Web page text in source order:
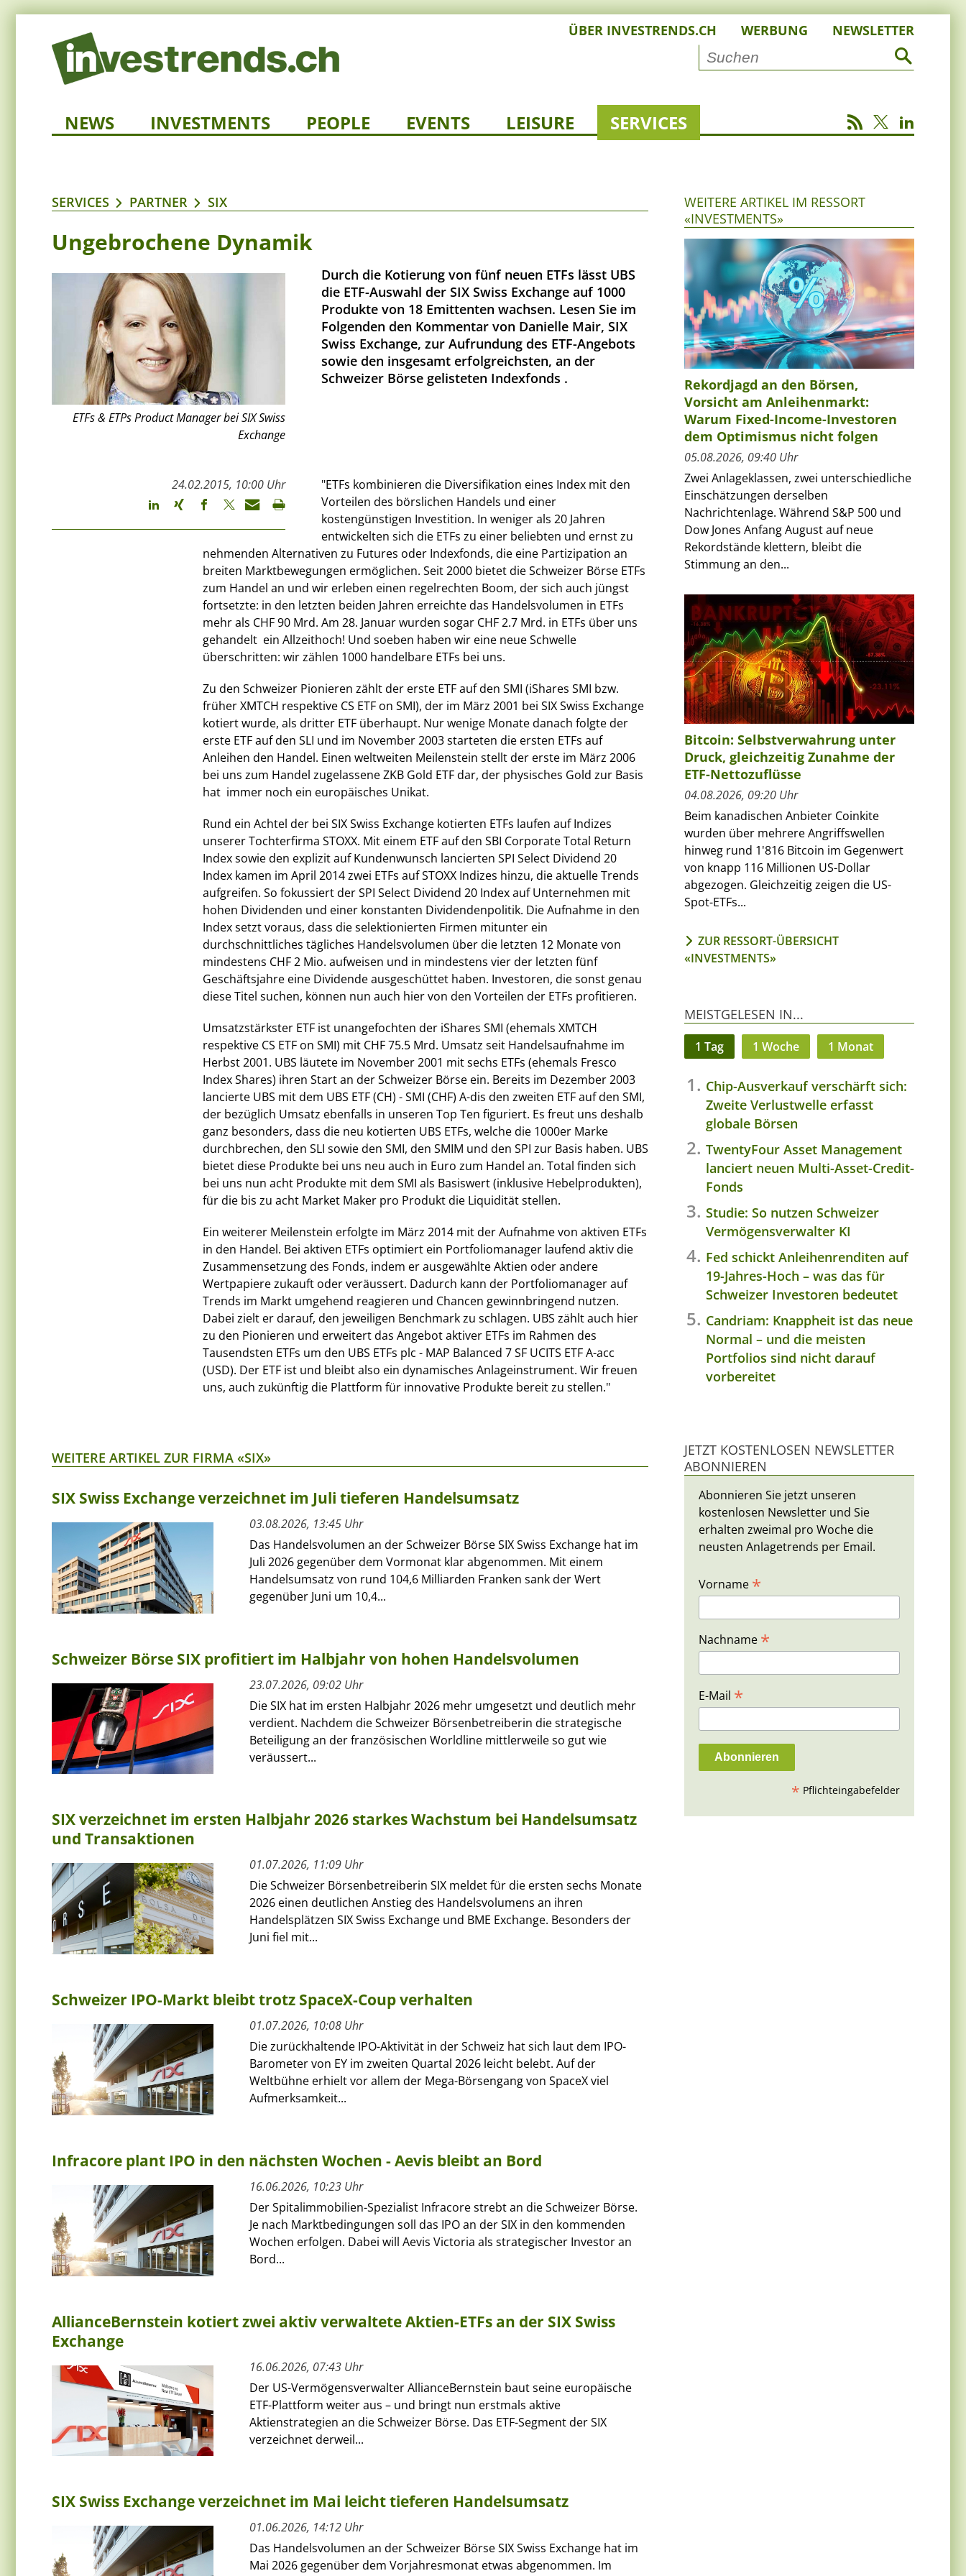
ÜBER INVESTRENDS.CH WERBUNG NEWSLETTER
NEWS INVESTMENTS PEOPLE EVENTS LEISURE SERVICES
SERVICES PARTNER SIX
Ungebrochene Dynamik
ETFs & ETPs Product Manager bei SIX Swiss
Exchange
Durch die Kotierung von fünf neuen ETFs lässt UBS
die ETF-Auswahl der SIX Swiss Exchange auf 1000
Produkte von 18 Emittenten wachsen. Lesen Sie im
Folgenden den Kommentar von Danielle Mair, SIX
Swiss Exchange, zur Aufrundung des ETF-Angebots
sowie den insgesamt erfolgreichsten, an der
Schweizer Börse gelisteten Indexfonds .
24.02.2015, 10:00 Uhr
"ETFs kombinieren die Diversifikation eines Index mit den
Vorteilen des börslichen Handels und einer
kostengünstigen Investition. In weniger als 20 Jahren
entwickelten sich die ETFs zu einer beliebten und ernst zu
nehmenden Alternativen zu Futures oder Indexfonds, die eine Partizipation an
breiten Marktbewegungen ermöglichen. Seit 2000 bietet die Schweizer Börse ETFs
zum Handel an und wir erleben einen regelrechten Boom, der sich auch jüngst
fortsetzte: in den letzten beiden Jahren erreichte das Handelsvolumen in ETFs
mehr als CHF 90 Mrd. Am 28. Januar wurden sogar CHF 2.7 Mrd. in ETFs über uns
gehandelt  ein Allzeithoch! Und soeben haben wir eine neue Schwelle
überschritten: wir zählen 1000 handelbare ETFs bei uns.
Zu den Schweizer Pionieren zählt der erste ETF auf den SMI (iShares SMI bzw.
früher XMTCH respektive CS ETF on SMI), der im März 2001 bei SIX Swiss Exchange
kotiert wurde, als dritter ETF überhaupt. Nur wenige Monate danach folgte der
erste ETF auf den SLI und im November 2003 starteten die ersten ETFs auf
Anleihen den Handel. Einen weltweiten Meilenstein stellt der erste im März 2006
bei uns zum Handel zugelassene ZKB Gold ETF dar, der physisches Gold zur Basis
hat  immer noch ein europäisches Unikat.
Rund ein Achtel der bei SIX Swiss Exchange kotierten ETFs laufen auf Indizes
unserer Tochterfirma STOXX. Mit einem ETF auf den SBI Corporate Total Return
Index sowie den explizit auf Kundenwunsch lancierten SPI Select Dividend 20
Index kamen im April 2014 zwei ETFs auf STOXX Indizes hinzu, die aktuelle Trends
aufgreifen. So fokussiert der SPI Select Dividend 20 Index auf Unternehmen mit
hohen Dividenden und einer konstanten Dividendenpolitik. Die Aufnahme in den
Index setzt voraus, dass die selektionierten Firmen mitunter ein
durchschnittliches tägliches Handelsvolumen über die letzten 12 Monate von
mindestens CHF 2 Mio. aufweisen und in mindestens vier der letzten fünf
Geschäftsjahre eine Dividende ausgeschüttet haben. Investoren, die sonst genau
diese Titel suchen, können nun auch hier von den Vorteilen der ETFs profitieren.
Umsatzstärkster ETF ist unangefochten der iShares SMI (ehemals XMTCH
respektive CS ETF on SMI) mit CHF 75.5 Mrd. Umsatz seit Handelsaufnahme im
Herbst 2001. UBS läutete im November 2001 mit sechs ETFs (ehemals Fresco
Index Shares) ihren Start an der Schweizer Börse ein. Bereits im Dezember 2003
lancierte UBS mit dem UBS ETF (CH) - SMI (CHF) A-dis den zweiten ETF auf den SMI,
der bezüglich Umsatz ebenfalls in unseren Top Ten figuriert. Es freut uns deshalb
ganz besonders, dass die neu kotierten UBS ETFs, welche die 1000er Marke
durchbrechen, den SLI sowie den SMI, den SMIM und den SPI zur Basis haben. UBS
bietet diese Produkte bei uns neu auch in Euro zum Handel an. Total finden sich
bei uns nun acht Produkte mit dem SMI als Basiswert (inklusive Hebelprodukten),
für die bis zu acht Market Maker pro Produkt die Liquidität stellen.
Ein weiterer Meilenstein erfolgte im März 2014 mit der Aufnahme von aktiven ETFs
in den Handel. Bei aktiven ETFs optimiert ein Portfoliomanager laufend aktiv die
Zusammensetzung des Fonds, indem er ausgewählte Aktien oder andere
Wertpapiere zukauft oder veräussert. Dadurch kann der Portfoliomanager auf
Trends im Markt umgehend reagieren und Chancen gewinnbringend nutzen.
Dabei zielt er darauf, den jeweiligen Benchmark zu schlagen. UBS zählt auch hier
zu den Pionieren und erweitert das Angebot aktiver ETFs im Rahmen des
Tausendsten ETFs um den UBS ETFs plc - MAP Balanced 7 SF UCITS ETF A-acc
(USD). Der ETF ist und bleibt also ein dynamisches Anlageinstrument. Wir freuen
uns, auch zukünftig die Plattform für innovative Produkte bereit zu stellen."
WEITERE ARTIKEL ZUR FIRMA «SIX»
SIX Swiss Exchange verzeichnet im Juli tieferen Handelsumsatz
03.08.2026, 13:45 Uhr
Das Handelsvolumen an der Schweizer Börse SIX Swiss Exchange hat im
Juli 2026 gegenüber dem Vormonat klar abgenommen. Mit einem
Handelsumsatz von rund 104,6 Milliarden Franken sank der Wert
gegenüber Juni um 10,4...
Schweizer Börse SIX profitiert im Halbjahr von hohen Handelsvolumen
23.07.2026, 09:02 Uhr
Die SIX hat im ersten Halbjahr 2026 mehr umgesetzt und deutlich mehr
verdient. Nachdem die Schweizer Börsenbetreiberin die strategische
Beteiligung an der französischen Worldline mittlerweile so gut wie
veräussert...
SIX verzeichnet im ersten Halbjahr 2026 starkes Wachstum bei Handelsumsatz
und Transaktionen
01.07.2026, 11:09 Uhr
Die Schweizer Börsenbetreiberin SIX meldet für die ersten sechs Monate
2026 einen deutlichen Anstieg des Handelsvolumens an ihren
Handelsplätzen SIX Swiss Exchange und BME Exchange. Besonders der
Juni fiel mit...
Schweizer IPO-Markt bleibt trotz SpaceX-Coup verhalten
01.07.2026, 10:08 Uhr
Die zurückhaltende IPO-Aktivität in der Schweiz hat sich laut dem IPO-
Barometer von EY im zweiten Quartal 2026 leicht belebt. Auf der
Weltbühne erhielt vor allem der Mega-Börsengang von SpaceX viel
Aufmerksamkeit...
Infracore plant IPO in den nächsten Wochen - Aevis bleibt an Bord
16.06.2026, 10:23 Uhr
Der Spitalimmobilien-Spezialist Infracore strebt an die Schweizer Börse.
Je nach Marktbedingungen soll das IPO an der SIX in den kommenden
Wochen erfolgen. Dabei will Aevis Victoria als strategischer Investor an
Bord...
AllianceBernstein kotiert zwei aktiv verwaltete Aktien-ETFs an der SIX Swiss
Exchange
16.06.2026, 07:43 Uhr
Der US-Vermögensverwalter AllianceBernstein baut seine europäische
ETF-Plattform weiter aus – und bringt nun erstmals aktive
Aktienstrategien an die Schweizer Börse. Das ETF-Segment der SIX
verzeichnet derweil...
SIX Swiss Exchange verzeichnet im Mai leicht tieferen Handelsumsatz
01.06.2026, 14:12 Uhr
Das Handelsvolumen an der Schweizer Börse SIX Swiss Exchange hat im
Mai 2026 gegenüber dem Vorjahresmonat etwas abgenommen. Im
WEITERE ARTIKEL IM RESSORT
«INVESTMENTS»
Rekordjagd an den Börsen,
Vorsicht am Anleihenmarkt:
Warum Fixed-Income-Investoren
dem Optimismus nicht folgen
05.08.2026, 09:40 Uhr
Zwei Anlageklassen, zwei unterschiedliche
Einschätzungen derselben
Nachrichtenlage. Während S&P 500 und
Dow Jones Anfang August auf neue
Rekordstände klettern, bleibt die
Stimmung an den...
Bitcoin: Selbstverwahrung unter
Druck, gleichzeitig Zunahme der
ETF-Nettozuflüsse
04.08.2026, 09:20 Uhr
Beim kanadischen Anbieter Coinkite
wurden über mehrere Angriffswellen
hinweg rund 1'816 Bitcoin im Gegenwert
von knapp 116 Millionen US-Dollar
abgezogen. Gleichzeitig zeigen die US-
Spot-ETFs...
ZUR RESSORT-ÜBERSICHT
«INVESTMENTS»
MEISTGELESEN IN...
1 Tag 1 Woche 1 Monat
Chip-Ausverkauf verschärft sich:
Zweite Verlustwelle erfasst
globale Börsen
TwentyFour Asset Management
lanciert neuen Multi-Asset-Credit-
Fonds
Studie: So nutzen Schweizer
Vermögensverwalter KI
Fed schickt Anleihenrenditen auf
19-Jahres-Hoch – was das für
Schweizer Investoren bedeutet
Candriam: Knappheit ist das neue
Normal – und die meisten
Portfolios sind nicht darauf
vorbereitet
JETZT KOSTENLOSEN NEWSLETTER
ABONNIEREN
Abonnieren Sie jetzt unseren
kostenlosen Newsletter und Sie
erhalten zweimal pro Woche die
neusten Anlagetrends per Email.
Vorname *
Nachname *
E-Mail *
* Pflichteingabefelder